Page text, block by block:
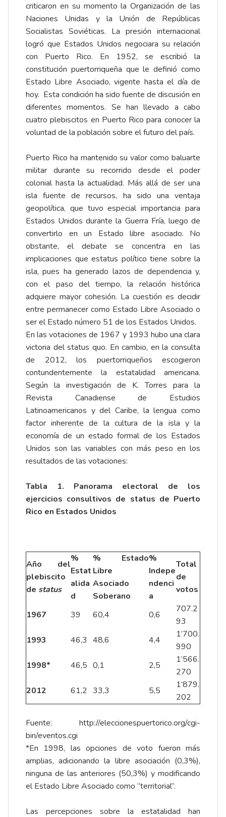
criticaron en su momento la Organización de las
Naciones Unidas y la Unión de Repúblicas
Socialistas Soviéticas. La presión internacional
logró que Estados Unidos negociara su relación
con Puerto Rico. En 1952, se escribió la
constitución puertorriqueña que le definió como
Estado Libre Asociado, vigente hasta el día de
hoy. Esta condición ha sido fuente de discusión en
diferentes momentos. Se han llevado a cabo
cuatro plebiscitos en Puerto Rico para conocer la
voluntad de la población sobre el futuro del país.
Puerto Rico ha mantenido su valor como baluarte
militar durante su recorrido desde el poder
colonial hasta la actualidad. Más allá de ser una
isla fuente de recursos, ha sido una ventaja
geopolítica, que tuvo especial importancia para
Estados Unidos durante la Guerra Fría, luego de
convertirlo en un Estado libre asociado. No
obstante, el debate se concentra en las
implicaciones que estatus político tiene sobre la
isla, pues ha generado lazos de dependencia y,
con el paso del tiempo, la relación histórica
adquiere mayor cohesión. La cuestión es decidir
entre permanecer como Estado Libre Asociado o
ser el Estado número 51 de los Estados Unidos.
En las votaciones de 1967 y 1993 hubo una clara
victoria del status quo. En cambio, en la consulta
de 2012, los puertorriqueños escogieron
contundentemente la estatalidad americana.
Según la investigación de K. Torres para la
Revista Canadiense de Estudios
Latinoamericanos y del Caribe, la lengua como
factor inherente de la cultura de la isla y la
economía de un estado formal de los Estados
Unidos son las variables con más peso en los
resultados de las votaciones:
Tabla 1. Panorama electoral de los
ejercicios consultivos de status de Puerto
Rico en Estados Unidos
Año del
plebiscito
de status
%
Estat
alida
d
% Estado
Libre
Asociado
Soberano
%
Indepe
ndenci
a
Total
de
votos
1967 39 60,4 0,6
707.2
93
1993
46,3 48,6 4,4
1’700.
990
1998*
46,5 0,1 2,5
1’566.
270
2012
61,2 33,3 5,5
1’879.
202
Fuente: http://eleccionespuertorico.org/cgi-
bin/eventos.cgi
*En 1998, las opciones de voto fueron más
amplias, adicionando la libre asociación (0,3%),
ninguna de las anteriores (50,3%) y modificando
el Estado Libre Asociado como “territorial”.
Las percepciones sobre la estatalidad han